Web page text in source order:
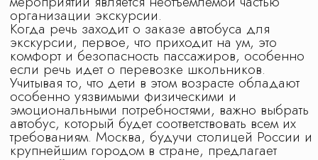
Средние классы
Старшие классы
Рекомендованные
1 класс
2 класс
3 класс
4 класс
6 класс
7 класс
8 класс
9 класс